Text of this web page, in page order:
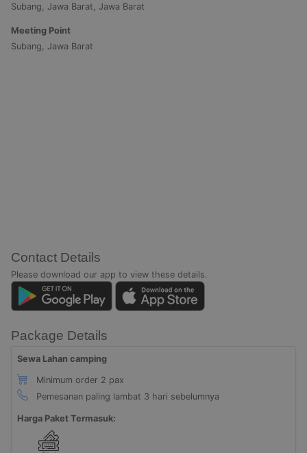
Subang, Jawa Barat, Jawa Barat
Meeting Point
Subang, Jawa Barat
Contact Details
Please download our app to view these details.
Package Details
Sewa Lahan camping
Minimum order 2 pax
Pemesanan paling lambat 3 hari sebelumnya
Harga Paket Termasuk: